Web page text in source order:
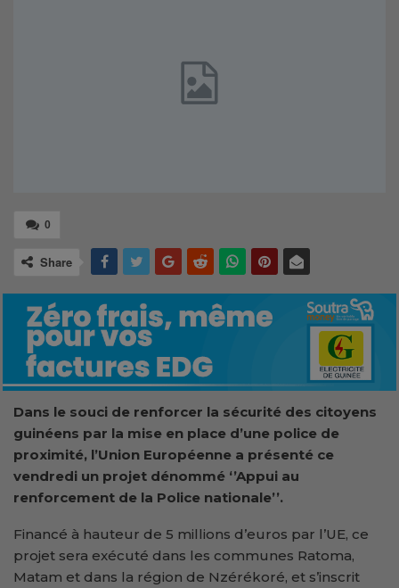
0
Share
Dans le souci de renforcer la sécurité des citoyens
guinéens par la mise en place d’une police de
proximité, l’Union Européenne a présenté ce
vendredi un projet dénommé ‘’Appui au
renforcement de la Police nationale’’.
Financé à hauteur de 5 millions d’euros par l’UE, ce
projet sera exécuté dans les communes Ratoma,
Matam et dans la région de Nzérékoré, et s’inscrit